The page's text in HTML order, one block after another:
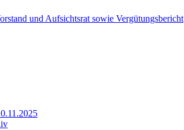
und Aufsichtsrat sowie Vergütungsbericht